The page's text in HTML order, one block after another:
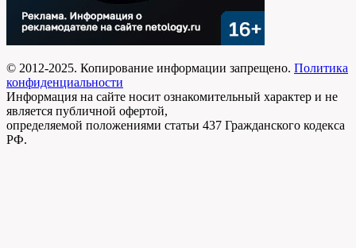
© 2012-2025. Копирование информации запрещено. Политика
конфиденциальности
Информация на сайте носит ознакомительный характер и не
является публичной офертой,
определяемой положениями статьи 437 Гражданского кодекса
РФ.